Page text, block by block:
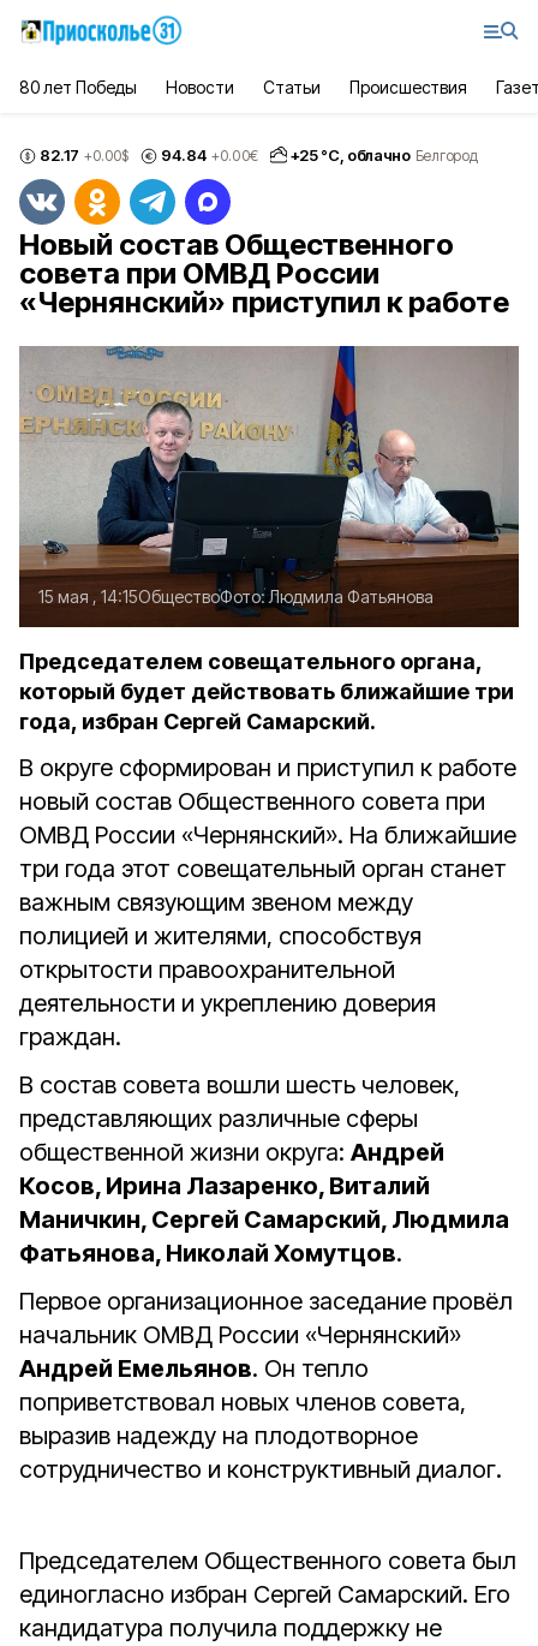
80 лет Победы Новости Статьи Происшествия
82.17 +0.00$ 94.84 +0.00€ +25°С, облачно Белгород
Новый состав Общественного
совета при ОМВД России
«Чернянский» приступил к работе
15 мая , 14:15ОбществоФото:Людмила Фатьянова
Председателем совещательного органа,
который будет действовать ближайшие три
года, избран Сергей Самарский.
В округе сформирован и приступил к работе
новый состав Общественного совета при
ОМВД России «Чернянский». На ближайшие
три года этот совещательный орган станет
важным связующим звеном между
полицией и жителями, способствуя
открытости правоохранительной
деятельности и укреплению доверия
граждан.
В состав совета вошли шесть человек,
представляющих различные сферы
общественной жизни округа: Андрей
Косов, Ирина Лазаренко, Виталий
Маничкин, Сергей Самарский, Людмила
Фатьянова, Николай Хомутцов.
Первое организационное заседание провёл
начальник ОМВД России «Чернянский»
Андрей Емельянов. Он тепло
поприветствовал новых членов совета,
выразив надежду на плодотворное
сотрудничество и конструктивный диалог.
Председателем Общественного совета был
единогласно избран Сергей Самарский. Его
кандидатура получила поддержку не